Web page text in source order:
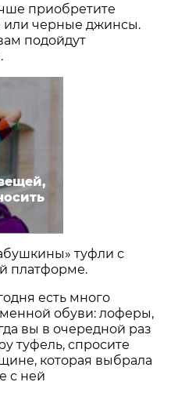
приобретите
или черные джинсы.
подойдут
туфли с
платформе.
есть много
обуви: лоферы,
вы в очередной раз
туфель, спросите
которая выбрала
с ней